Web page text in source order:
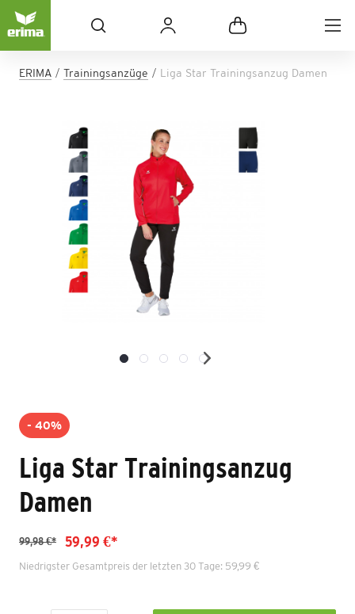
ERIMA Trainingsanzüge Liga Star Trainingsanzug Damen
- 40%
Liga Star Trainingsanzug
Damen
99,98 €* 59,99 €*
Niedrigster Gesamtpreis der letzten 30 Tage: 59,99 €